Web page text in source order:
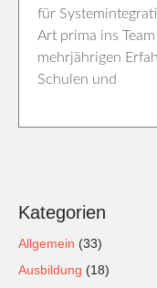
für
Art prima ins
mehrjährigen
Schulen und
Kategorien
Allgemein (33)
Ausbildung (18)